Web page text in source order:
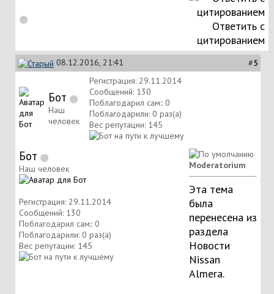
Ответить с
цитированием
08.12.2016, 21:41 #5
Бот
Наш
человек
Регистрация: 29.11.2014
Сообщений: 130
Поблагодарил сам:: 0
Поблагодарили: 0 раз(а)
Вес репутации: 145
Бот
Наш человек
Регистрация: 29.11.2014
Сообщений: 130
Поблагодарил сам:: 0
Поблагодарили: 0 раз(а)
Вес репутации: 145
Moderatorium
Эта тема
была
перенесена из
раздела
Новости
Nissan
Almera.